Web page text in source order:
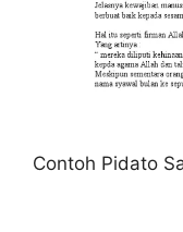
Contoh Pidato